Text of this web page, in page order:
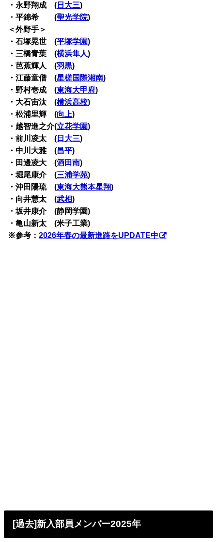
・永野翔成 ( 日大三)
・平錦希 (聖光学院)
＜外野手＞
・石塚晃世 (平塚学園)
・三橋青葉 (横浜隼人)
・芭蕉輝人 (羽黒)
・江藤童僧 (星槎国際湘南)
・野村壱成 (東海大甲府)
・大石宙汰 (横浜高校)
・松浦里輝 (向上)
・越智進之介(立花学園)
・前川凌太 ( 日大三)
・中川大雅 (昌平)
・田邊凌大 (酒田南)
・堀尾康介 (三浦学苑)
・沖田陽琉 (東海大熊本星翔)
・向井慧太 (武相)
・坂井康介 (静岡学園)
・亀山新太 (米子工業)
※参考：2026年春の最新進路をUPDATE中
[過去]新入部員メンバー2025年